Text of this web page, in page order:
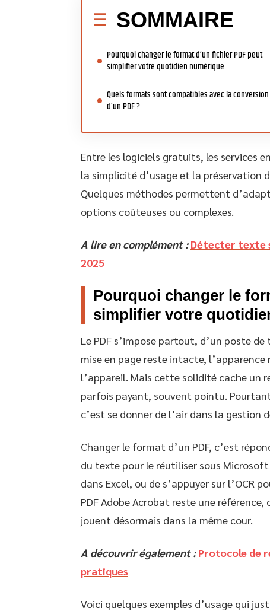
SOMMAIRE
Pourquoi changer le format d’un fichier PDF peut
simplifier votre quotidien numérique
Quels formats sont compatibles avec la conversion
d’un PDF ?
Entre les logiciels gratuits, les services
la simplicité d’usage et la préservation
Quelques méthodes permettent
options coûteuses ou complexes.
A lire en complément : Détecter texte
2025
Pourquoi changer le
simplifier votre
Le PDF s’impose partout, d’un poste
mise en page reste intacte,
l’appareil. Mais cette solidité cache un
parfois payant, souvent pointu.
c’est se donner de l’air dans la gestion
Changer le format d’un PDF, c’est
du texte pour le réutiliser sous
dans Excel, ou de s’appuyer sur l’OCR
PDF Adobe Acrobat reste une
jouent désormais dans la même cour.
A découvrir également : Protocole de
pratiques
Voici quelques exemples d’usage qui